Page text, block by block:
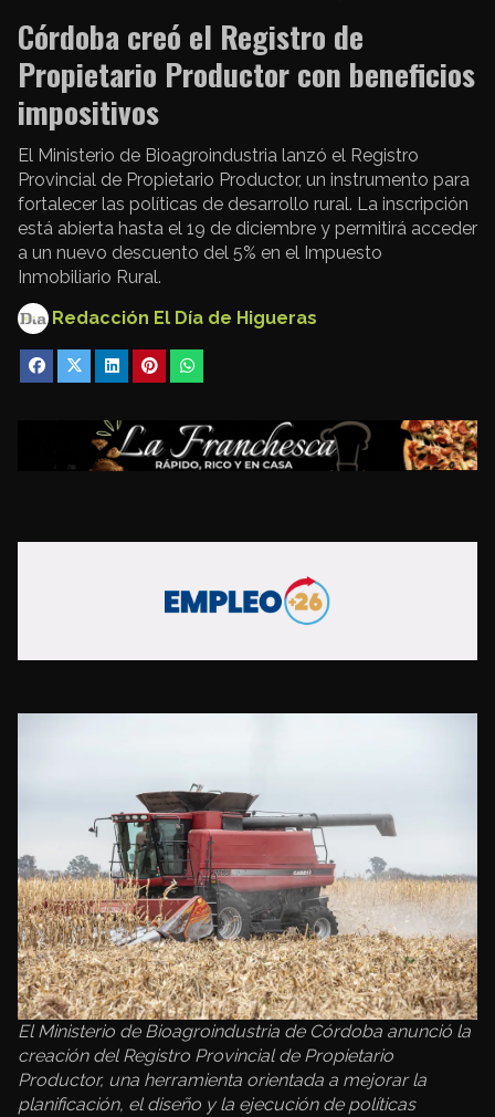
Córdoba creó el Registro de
Propietario Productor con beneficios
impositivos
El Ministerio de Bioagroindustria lanzó el Registro
Provincial de Propietario Productor, un instrumento para
fortalecer las políticas de desarrollo rural. La inscripción
está abierta hasta el 19 de diciembre y permitirá acceder
a un nuevo descuento del 5% en el Impuesto
Inmobiliario Rural.
Redacción El Día de Higueras
El Ministerio de Bioagroindustria de Córdoba anunció la
creación del Registro Provincial de Propietario
Productor, una herramienta orientada a mejorar la
planificación, el diseño y la ejecución de políticas